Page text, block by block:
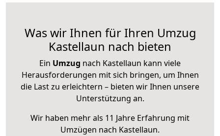
Was wir Ihnen für Ihren Umzug
Kastellaun nach bieten
Ein Umzug nach Kastellaun kann viele
Herausforderungen mit sich bringen, um Ihnen
die Last zu erleichtern – bieten wir Ihnen unsere
Unterstützung an.
Wir haben mehr als 11 Jahre Erfahrung mit
Umzügen nach Kastellaun.